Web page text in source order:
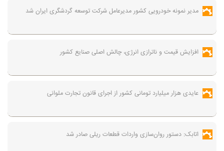
مدیر نمونه خودرویی کشور مدیرعامل شرکت توسعه گردشگری ایران شد
افزایش قیمت و ناترازی انرژی، چالش اصلی صنایع کشور
عایدی هزار میلیارد تومانی کشور از اجرای قانون تجارت ملوانی
اتابک: دستور روان‌سازی واردات قطعات ریلی صادر شد